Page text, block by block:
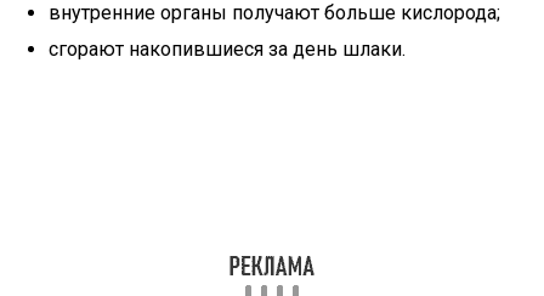
внутренние органы получают больше кислорода;
сгорают накопившиеся за день шлаки.